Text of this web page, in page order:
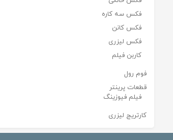
فکس سه کاره
فکس کانن
فکس لیزری
کاربن فیلم
فوم رول
قطعات پرینتر
فیلم فیوزینگ
کارتریج لیزری